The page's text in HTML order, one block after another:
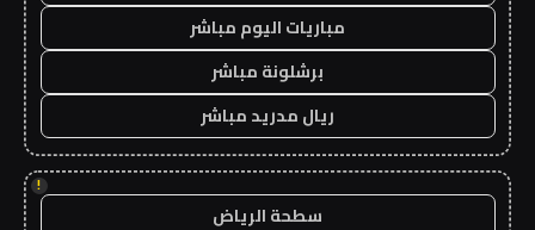
مباريات اليوم مباشر
برشلونة مباشر
ريال مدريد مباشر
!
سطحة الرياض